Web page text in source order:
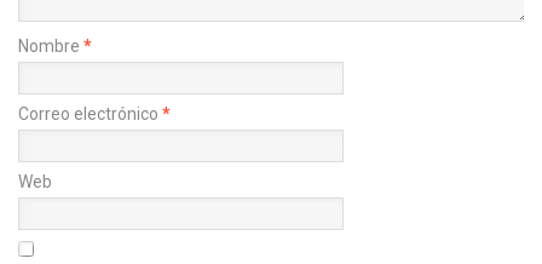
Nombre *
Correo electrónico *
Web